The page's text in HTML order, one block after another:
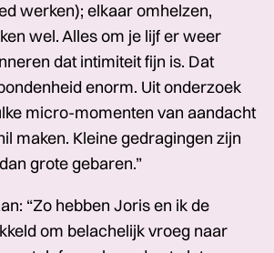
werken); elkaar omhelzen,
wel. Alles om je lijf er weer
dat intimiteit fijn is. Dat
enorm. Uit onderzoek
micro-momenten van aandacht
maken. Kleine gedragingen zijn
grote gebaren.”
“Zo hebben Joris en ik de
om belachelijk vroeg naar